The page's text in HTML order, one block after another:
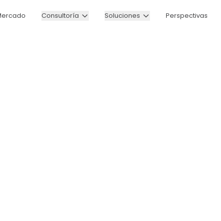
Consultoría Soluciones Perspectivas